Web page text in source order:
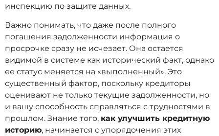
инспекцию по защите данных.
Важно понимать, что даже после полного
погашения задолженности информация о
просрочке сразу не исчезает. Она остается
видимой в системе как исторический факт, однако
ее статус меняется на «выполненный». Это
существенный фактор, поскольку кредиторы
оценивают не только текущие задолженности, но
и вашу способность справляться с трудностями в
прошлом. Знание того, как улучшить кредитную
историю, начинается с упорядочения этих